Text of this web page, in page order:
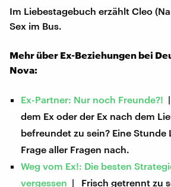
Im Liebestagebuch erzählt Cleo
Sex im Bus.
Mehr über Ex-Beziehungen bei
Nova:
Ex-Partner: Nur noch Freunde?!
dem Ex oder der Ex nach dem
befreundet zu sein? Eine Stunde
Frage aller Fragen nach.
Weg vom Ex!: Die besten
vergessen | Frisch getrennt zu